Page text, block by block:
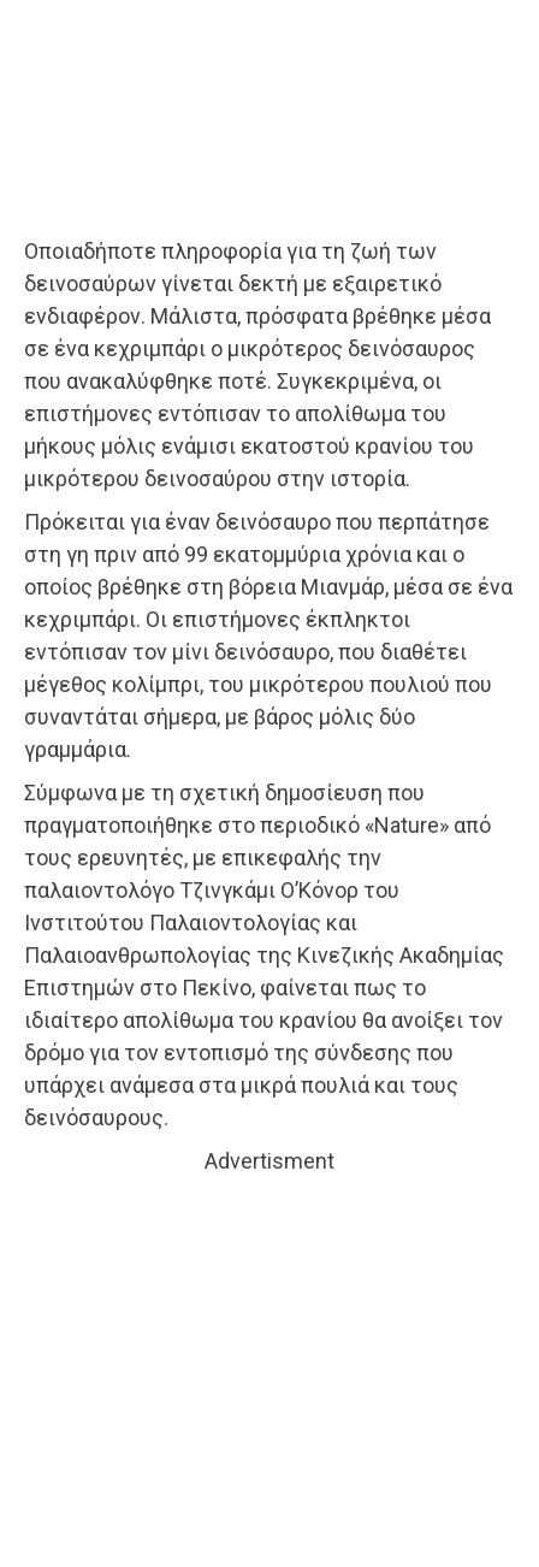
Οποιαδήποτε πληροφορία για τη ζωή των
δεινοσαύρων γίνεται δεκτή με εξαιρετικό
ενδιαφέρον. Μάλιστα, πρόσφατα βρέθηκε μέσα
σε ένα κεχριμπάρι ο μικρότερος δεινόσαυρος
που ανακαλύφθηκε ποτέ. Συγκεκριμένα, οι
επιστήμονες εντόπισαν το απολίθωμα του
μήκους μόλις ενάμισι εκατοστού κρανίου του
μικρότερου δεινοσαύρου στην ιστορία.
Πρόκειται για έναν δεινόσαυρο που περπάτησε
στη γη πριν από 99 εκατομμύρια χρόνια και ο
οποίος βρέθηκε στη βόρεια Μιανμάρ, μέσα σε ένα
κεχριμπάρι. Οι επιστήμονες έκπληκτοι
εντόπισαν τον μίνι δεινόσαυρο, που διαθέτει
μέγεθος κολίμπρι, του μικρότερου πουλιού που
συναντάται σήμερα, με βάρος μόλις δύο
γραμμάρια.
Σύμφωνα με τη σχετική δημοσίευση που
πραγματοποιήθηκε στο περιοδικό «Nature» από
τους ερευνητές, με επικεφαλής την
παλαιοντολόγο Τζινγκάμι Ο’Κόνορ του
Ινστιτούτου Παλαιοντολογίας και
Παλαιοανθρωπολογίας της Κινεζικής Ακαδημίας
Επιστημών στο Πεκίνο, φαίνεται πως το
ιδιαίτερο απολίθωμα του κρανίου θα ανοίξει τον
δρόμο για τον εντοπισμό της σύνδεσης που
υπάρχει ανάμεσα στα μικρά πουλιά και τους
δεινόσαυρους.
Advertisment